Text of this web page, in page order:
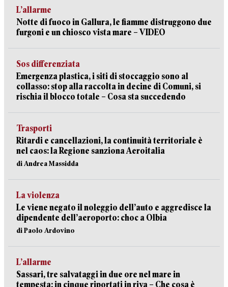
L’allarme
Notte di fuoco in Gallura, le fiamme distruggono due
furgoni e un chiosco vista mare – VIDEO
Sos differenziata
Emergenza plastica, i siti di stoccaggio sono al
collasso: stop alla raccolta in decine di Comuni, si
rischia il blocco totale – Cosa sta succedendo
Trasporti
Ritardi e cancellazioni, la continuità territoriale è
nel caos: la Regione sanziona Aeroitalia
di Andrea Massidda
La violenza
Le viene negato il noleggio dell’auto e aggredisce la
dipendente dell’aeroporto: choc a Olbia
di Paolo Ardovino
L’allarme
Sassari, tre salvataggi in due ore nel mare in
tempesta: in cinque riportati in riva – Che cosa è